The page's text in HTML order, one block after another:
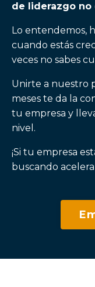
de liderazgo no
Lo entendemos,
cuando estás
veces no sabes
Unirte a nuestro
meses te da la
tu empresa y
nivel.
¡Si tu empresa
buscando